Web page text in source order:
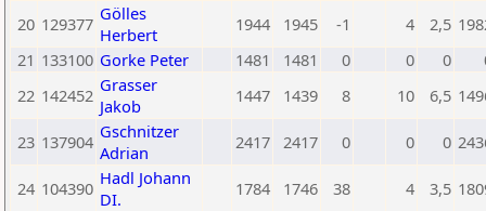
20 129377 Gölles
Herbert
1944 1945 -1 4 2,5
21 133100 Gorke Peter 1481 1481 0 0 0
22 142452 Grasser
Jakob
1447 1439 8 10 6,5
23 137904 Gschnitzer
Adrian
2417 2417 0 0 0
24 104390 Hadl Johann
DI.
1784 1746 38 4 3,5